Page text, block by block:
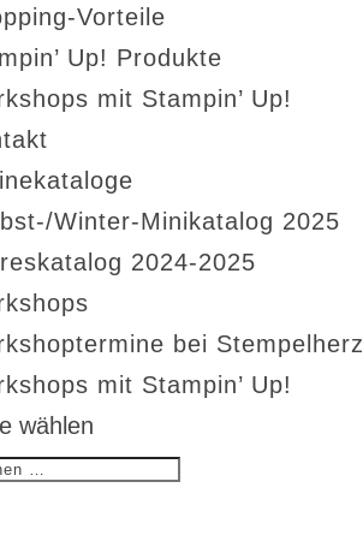
Vorteile
Up! Produkte
mit Stampin’ Up!
Winter-Minikatalog 2025
2024-2025
bei Stempelherz
mit Stampin’ Up!
wählen